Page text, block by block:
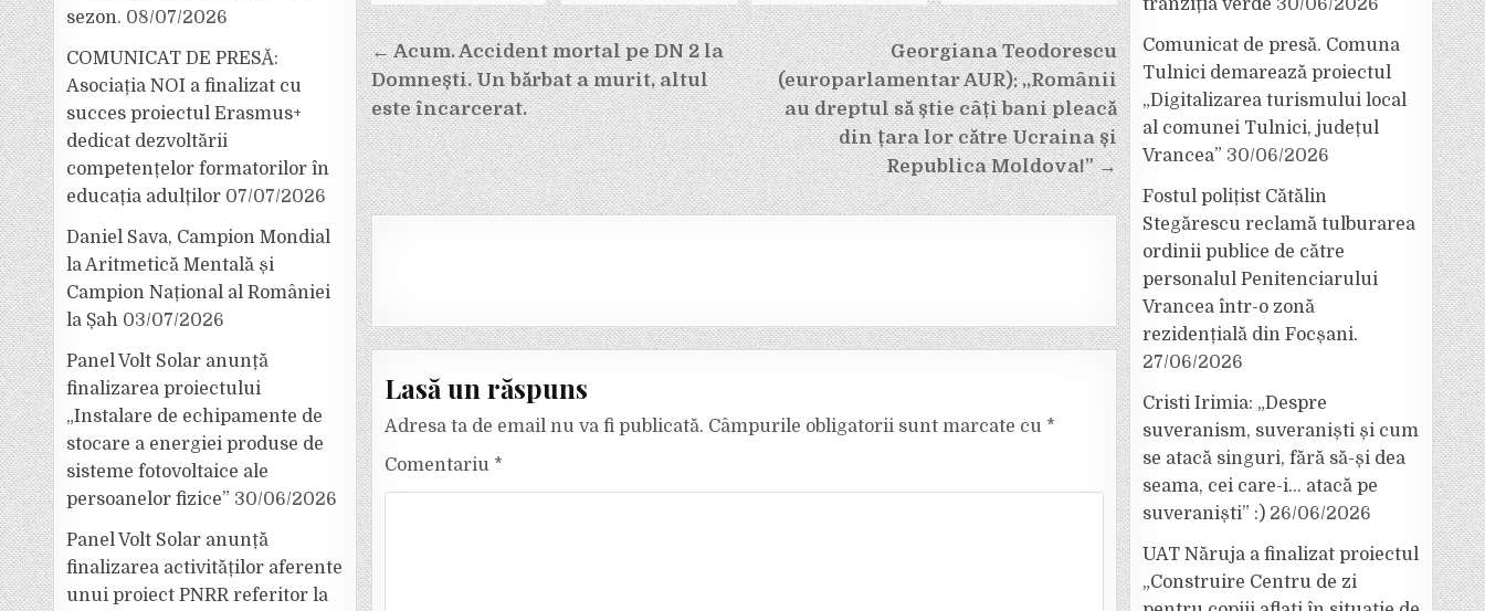
Navigare
în
articole
Georgiana Teodorescu
(europarlamentar AUR): ,,Românii
au dreptul să știe câți bani pleacă
din țara lor către Ucraina și
Republica Moldova!” →
← Acum. Accident mortal pe DN 2 la
Domnești. Un bărbat a murit, altul
este încarcerat.
Lasă un răspuns
Adresa ta de email nu va fi publicată. Câmpurile obligatorii sunt marcate cu *
Comentariu *
sezon. 08/07/2026
COMUNICAT DE PRESĂ:
Asociația NOI a finalizat cu
succes proiectul Erasmus+
dedicat dezvoltării
competențelor formatorilor în
educația adulților 07/07/2026
Daniel Sava, Campion Mondial
la Aritmetică Mentală și
Campion Național al României
la Șah 03/07/2026
Panel Volt Solar anunță
finalizarea proiectului
„Instalare de echipamente de
stocare a energiei produse de
sisteme fotovoltaice ale
persoanelor fizice” 30/06/2026
Panel Volt Solar anunță
finalizarea activităților aferente
unui proiect PNRR referitor la
tranziția verde 30/06/2026
Comunicat de presă. Comuna
Tulnici demarează proiectul
„Digitalizarea turismului local
al comunei Tulnici, județul
Vrancea” 30/06/2026
Fostul polițist Cătălin
Stegărescu reclamă tulburarea
ordinii publice de către
personalul Penitenciarului
Vrancea într-o zonă
rezidențială din Focșani.
27/06/2026
Cristi Irimia: „Despre
suveranism, suveraniști și cum
se atacă singuri, fără să-și dea
seama, cei care-i… atacă pe
suveraniști” :) 26/06/2026
UAT Năruja a finalizat proiectul
„Construire Centru de zi